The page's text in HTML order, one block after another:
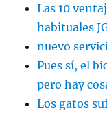
Las 10
habituales
nuevo
Pues sí, el
pero hay
Los gatos